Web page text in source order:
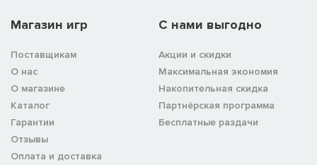
Магазин игр
Поставщикам
О нас
О магазине
Каталог
Гарантии
Отзывы
Оплата и доставка
C нами выгодно
Акции и скидки
Максимальная экономия
Накопительная скидка
Партнёрская программа
Бесплатные раздачи